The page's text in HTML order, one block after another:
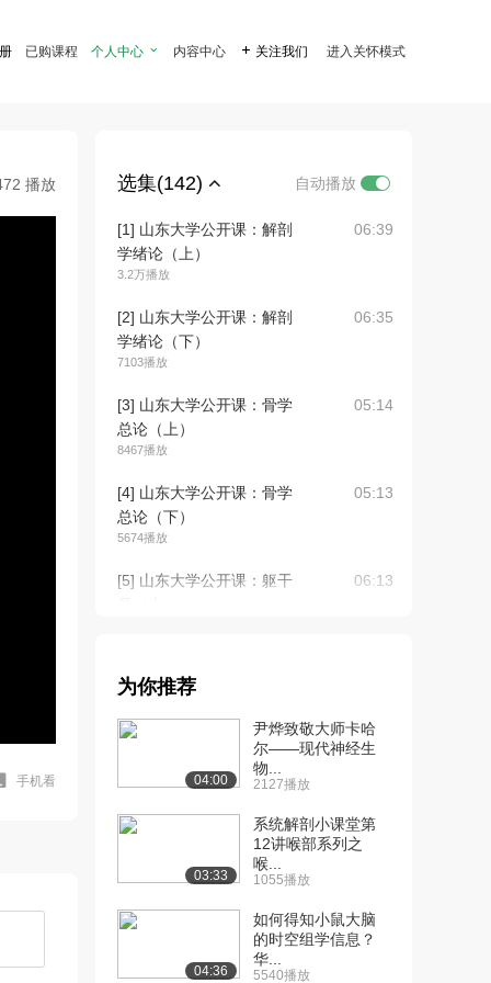
已购课程 个人中心  内容中心  关注我们 进入关怀模式
播放
手机看
选集(142) 自动播放
[1] 山东大学公开课：解剖
学绪论（上）
3.2万播放
06:39
[2] 山东大学公开课：解剖
学绪论（下）
7103播放
06:35
[3] 山东大学公开课：骨学
总论（上）
8467播放
05:14
[4] 山东大学公开课：骨学
总论（下）
5674播放
05:13
[5] 山东大学公开课：躯干
06:13
骨（下）
[7] 山东大学公开课：脑颅
09:04
[8] 山东大学公开课：面颅
05:19
[9] 山东大学公开课：颅的
4324播放
05:39
为你推荐
04:00
尹烨致敬大师卡哈
尔——现代神经生
物...
2127播放
03:33
系统解剖小课堂第
12讲喉部系列之
喉...
1055播放
04:36
如何得知小鼠大脑
的时空组学信息？
华...
5540播放